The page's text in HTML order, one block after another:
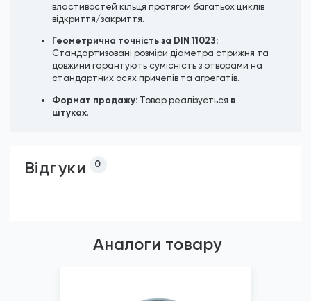
властивостей кільця протягом багатьох циклів
відкриття/закриття.
Геометрична точність за DIN 11023:
Стандартизовані розміри діаметра стрижня та
довжини гарантують сумісність з отворами на
стандартних осях причепів та агрегатів.
Формат продажу: Товар реалізується в
штуках.
Відгуки 0
Аналоги товару